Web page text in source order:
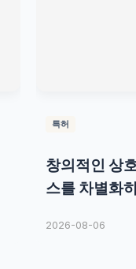
특허
창의적인 상
스를 차별화
2026-08-06